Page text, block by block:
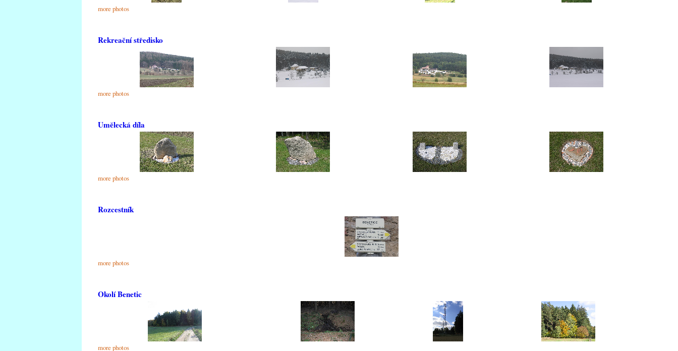
more photos
Rekreační středisko
more photos
Umělecká díla
more photos
Rozcestník
more photos
Okolí Benetic
more photos